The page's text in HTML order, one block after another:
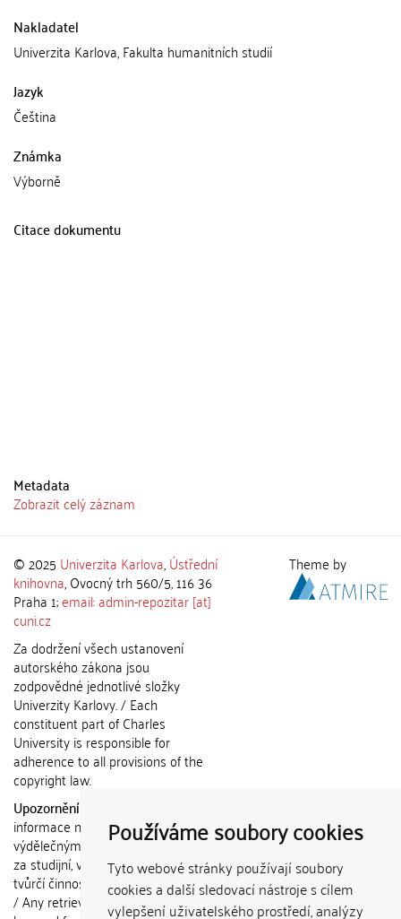
Používáme soubory cookies
Tyto webové stránky používají soubory
cookies a další sledovací nástroje s cílem
vylepšení uživatelského prostředí, analýzy
Nakladatel
Univerzita Karlova, Fakulta humanitních studií
Jazyk
Čeština
Známka
Výborně
Citace dokumentu
Metadata
Zobrazit celý záznam
© 2025 Univerzita Karlova,Ústřední
knihovna, Ovocný trh 560/5, 116 36
Praha 1;email: admin-repozitar [at]
cuni.cz
Za dodržení všech ustanovení
autorského zákona jsou
zodpovědné jednotlivé složky
Univerzity Karlovy. / Each
constituent part of Charles
University is responsible for
adherence to all provisions of the
copyright law.
Upozornění / Notice:
informace nemohou být použity k
výdělečným účelům nebo vydávány
za studijní, vědeckou nebo jinou
tvůrčí činnost jiné osoby než autora.
/ Any retrieved information shall not
Theme by